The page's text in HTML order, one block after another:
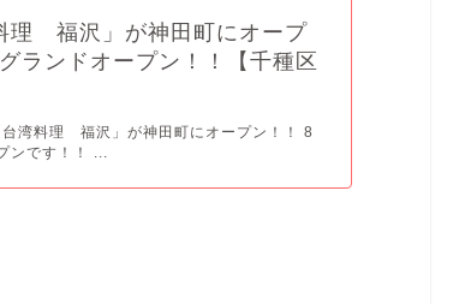
理 福沢」が神田町にオープ
ランドオープン！！【千種区
湾料理 福沢」が神田町にオープン！！ 8
ンです！！ ...